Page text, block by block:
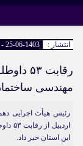
اینستاگرام
انتشار : 1403-06-25 - 10:16
رقابت
مهندسی
رئیس هیأت اجرایی
این استان خبر داد.